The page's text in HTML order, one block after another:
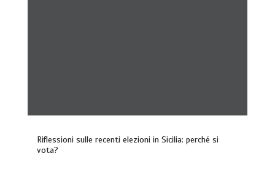
Riflessioni sulle recenti elezioni in Sicilia: perché si
vota?